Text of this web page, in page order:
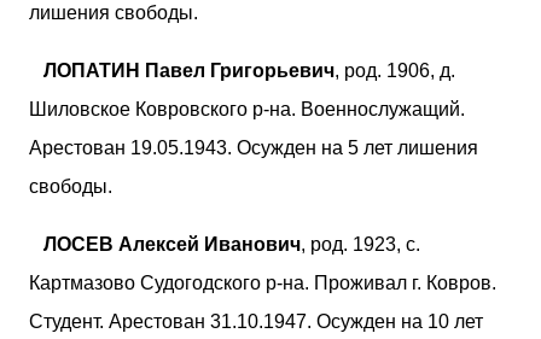
лишения свободы.
ЛОПАТИН Павел Григорьевич, род. 1906, д.
Шиловское Ковровского р-на. Военнослужащий.
Арестован 19.05.1943. Осужден на 5 лет лишения
свободы.
ЛОСЕВ Алексей Иванович, род. 1923, с.
Картмазово Судогодского р-на. Проживал г. Ковров.
Студент. Арестован 31.10.1947. Осужден на 10 лет